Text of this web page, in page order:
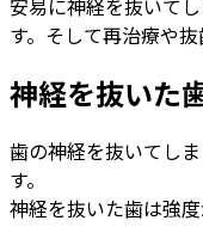
安易に神経を抜いて
す。そして再治療や
神経を抜いた
歯の神経を抜いてし
す。
神経を抜いた歯は強